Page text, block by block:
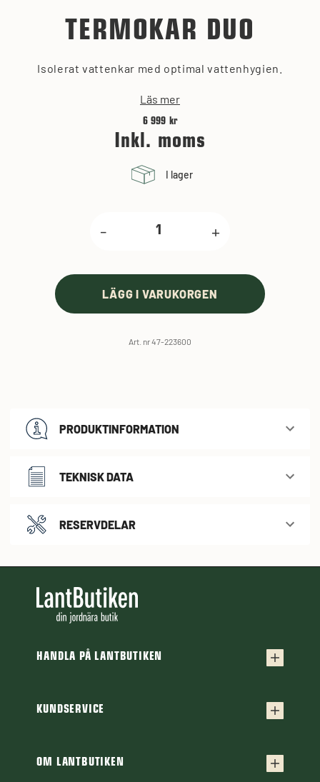
TERMOKAR DUO
Isolerat vattenkar med optimal vattenhygien.
Läs mer
6 999 kr
Inkl. moms
I lager
- +
LÄGG I VARUKORGEN
Art. nr 47-223600
PRODUKTINFORMATION
TEKNISK DATA
RESERVDELAR
HANDLA PÅ LANTBUTIKEN
Frakt & leverans
Finansiering
KUNDSERVICE
Frågor & svar
OM LANTBUTIKEN